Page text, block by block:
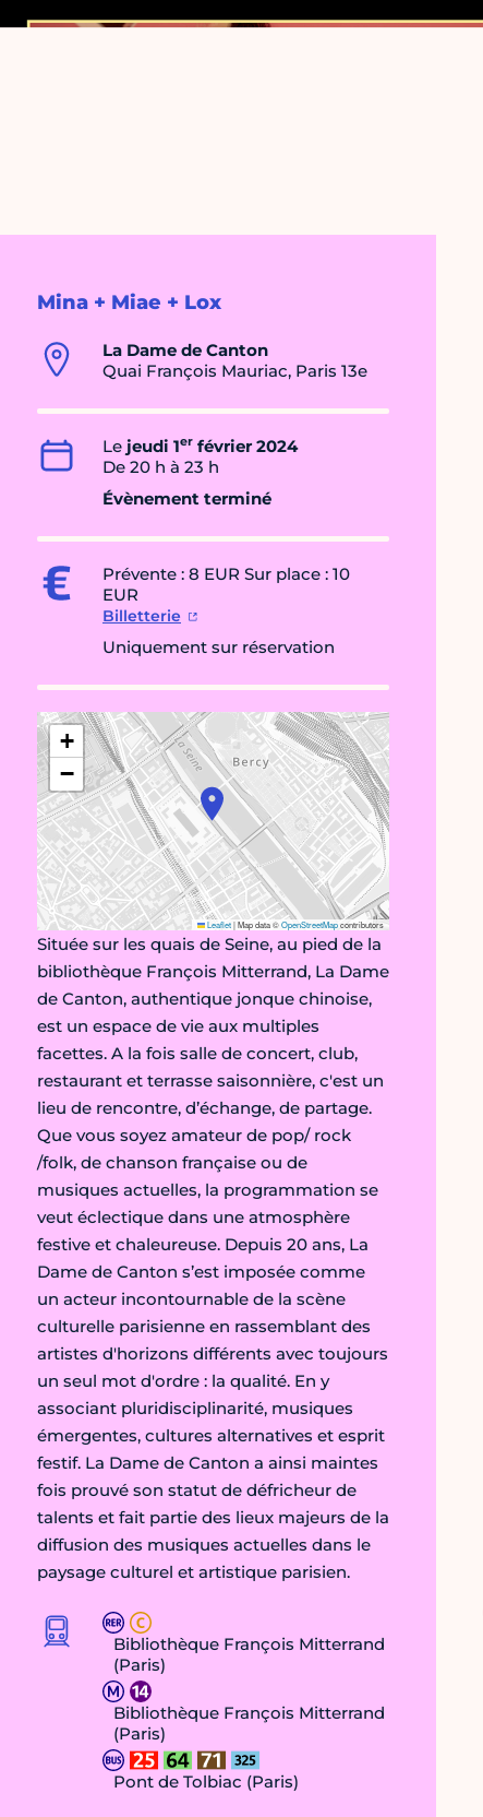
Mina + Miae + Lox
La Dame de Canton
Quai François Mauriac, Paris 13e
Le jeudi 1er février 2024
De 20 h à 23 h
Évènement terminé
Prévente : 8 EUR Sur place : 10
EUR
Billetterie
Uniquement sur réservation
+
−
Leaflet|Map data ©OpenStreetMapcontributors
Située sur les quais de Seine, au pied de la
bibliothèque François Mitterrand, La Dame
de Canton, authentique jonque chinoise,
est un espace de vie aux multiples
facettes. A la fois salle de concert, club,
restaurant et terrasse saisonnière, c'est un
lieu de rencontre, d’échange, de partage.
Que vous soyez amateur de pop/ rock
/folk, de chanson française ou de
musiques actuelles, la programmation se
veut éclectique dans une atmosphère
festive et chaleureuse. Depuis 20 ans, La
Dame de Canton s’est imposée comme
un acteur incontournable de la scène
culturelle parisienne en rassemblant des
artistes d'horizons différents avec toujours
un seul mot d'ordre : la qualité. En y
associant pluridisciplinarité, musiques
émergentes, cultures alternatives et esprit
festif. La Dame de Canton a ainsi maintes
fois prouvé son statut de défricheur de
talents et fait partie des lieux majeurs de la
diffusion des musiques actuelles dans le
paysage culturel et artistique parisien.
Bibliothèque François Mitterrand
(Paris)
Bibliothèque François Mitterrand
(Paris)
Pont de Tolbiac (Paris)